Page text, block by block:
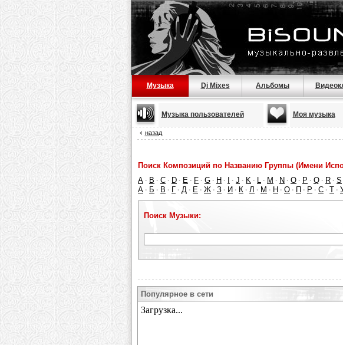
Музыка Dj Mixes Альбомы
Музыка пользователей Моя музыка
назад
Поиск Композиций по Названию Группы (Имени
A · B · C · D · E · F · G · H · · J · K · L · M · N · O · P · Q · R · S
А · Б · В · Г · Д · Е · Ж · З · И · К · Л · М · Н · О · П · Р · С · Т ·
Поиск Музыки:
Популярное в сети